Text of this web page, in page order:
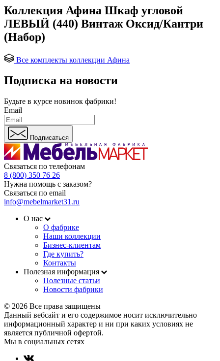
Коллекция Афина Шкаф угловой
ЛЕВЫЙ (440) Винтаж Оксид/Кантри
(Набор)
Все комплекты коллекции Афина
Подписка на новости
Будьте в курсе новинок фабрики!
Email
Подписаться
Связаться по телефонам
8 (800) 350 76 26
Нужна помощь с заказом?
Связаться по email
info@mebelmarket31.ru
О нас
О фабрике
Наши коллекции
Бизнес-клиентам
Где купить?
Контакты
Полезная информация
Полезные статьи
Новости фабрики
© 2026 Все права защищены
Данный вебсайт и его содержимое носит исключительно
информационный характер и ни при каких условиях не
является публичной офертой.
Мы в социальных сетях